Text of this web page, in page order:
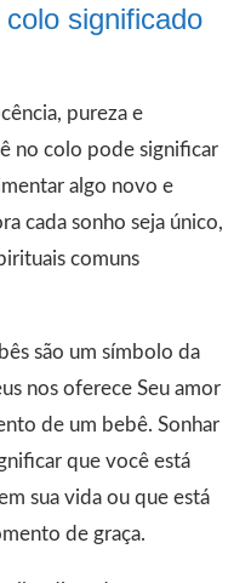
significado
pureza e
no colo pode significar
algo novo e
cada sonho seja único,
comuns
são um símbolo da
nos oferece Seu amor
de um bebê. Sonhar
que você está
sua vida ou que está
de graça.